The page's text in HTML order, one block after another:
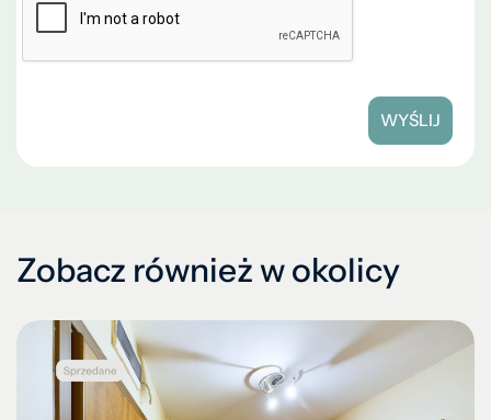
WYŚLIJ
Zobacz również w okolicy